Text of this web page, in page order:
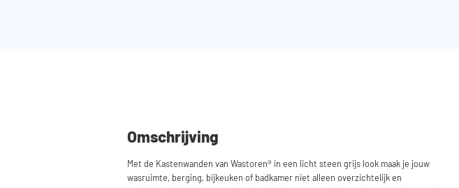
Omschrijving
Met de Kastenwanden van Wastoren® in een licht steen grijs look maak je jouw
wasruimte, berging, bijkeuken of badkamer niet alleen overzichtelijk en